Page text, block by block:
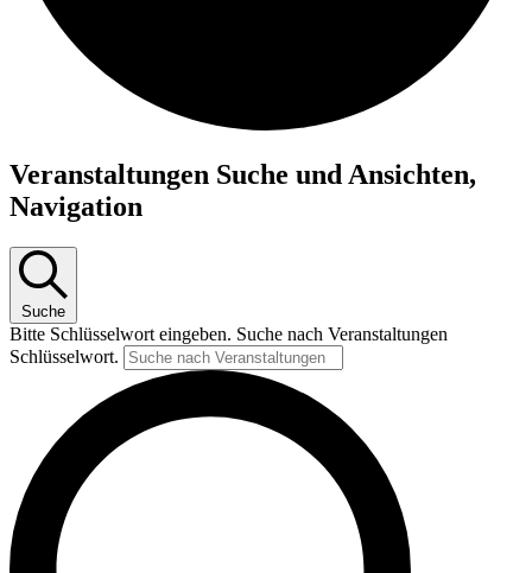
Veranstaltungen
Veranstaltungen Suche und Ansichten,
Navigation
Suche
Bitte Schlüsselwort eingeben. Suche nach Veranstaltungen
Schlüsselwort.